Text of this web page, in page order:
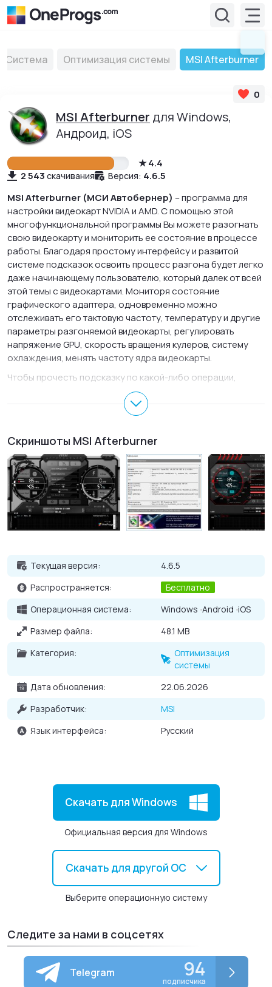
Система Оптимизация системы MSI Afterburner
MSI Afterburner для Windows,
Андроид, iOS
0
4.4
2 543 скачивания Версия: 4.6.5
MSI Afterburner (МСИ Автобернер) – программа для
настройки видеокарт NVIDIA и AMD. С помощью этой
многофункциональной программы Вы можете разогнать
свою видеокарту и мониторить ее состояние в процессе
работы. Благодаря простому интерфейсу и развитой
системе подсказок освоить процесс разгона будет легко
даже начинающему пользователю, который далек от всей
этой темы с видеокартами. Мониторя состояние
графического адаптера, одновременно можно
отслеживать его тактовую частоту, температуру и другие
параметры разгоняемой видеокарты, регулировать
напряжение GPU, скорость вращения кулеров, систему
охлаждения, менять частоту ядра видеокарты.
Чтобы прочесть подсказку по какой-либо операции,
достаточно нажать на одну из функциональных клавиш.
Приятным бонусом для пользователя MSI Afterburner
будет возможность менять фоновые изображения и
Основные возможности MSI Afterburner для
Windows
Регулирование напряжения питания видеокарт;
Отслеживание переключения из режима 2D в 3D в
автоматическом порядке;
Персональные профили разгона, которые будут
откликаться по нажатию горячей клавиши;
Отслеживание изменения частоты кадров в 3D
приложениях;
Регулирование скорости вращения кулеров.
Скриншоты MSI Afterburner
Текущая версия:
4.6.5
Распространяется:
Бесплатно
Операционная система:
Windows Android iOS
Размер файла:
48.1 MB
Категория:
Оптимизация
системы
Дата обновления:
22.06.2026
Разработчик:
MSI
Язык интерфейса:
Русский
Скачать для Windows
Официальная версия для Windows
Скачать для другой ОС
Выберите операционную систему
Следите за нами в соцсетях
Telegram 94
подписчика